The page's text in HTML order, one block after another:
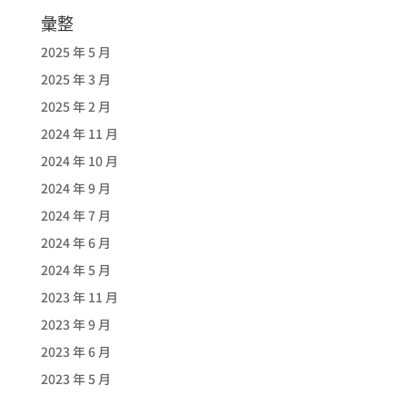
彙整
2025 年 5 月
2025 年 3 月
2025 年 2 月
2024 年 11 月
2024 年 10 月
2024 年 9 月
2024 年 7 月
2024 年 6 月
2024 年 5 月
2023 年 11 月
2023 年 9 月
2023 年 6 月
2023 年 5 月